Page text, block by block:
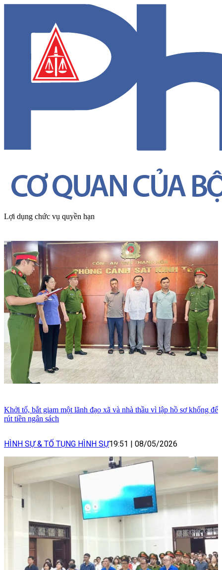
Lợi dụng chức vụ quyền hạn
Khởi tố, bắt giam một lãnh đạo xã và nhà thầu vì lập hồ sơ khống để
rút tiền ngân sách
HÌNH SỰ & TỐ TỤNG HÌNH SỰ19:51 | 08/05/2026